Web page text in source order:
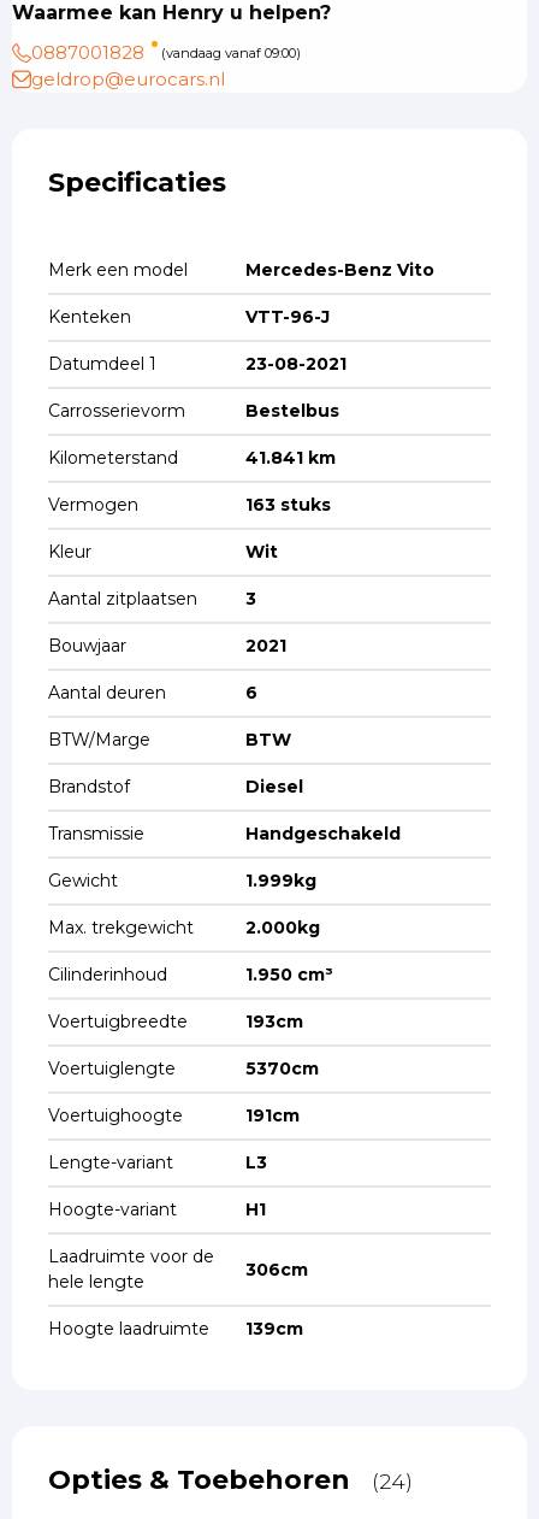
Waarmee kan Henry u helpen?
0887001828
(vandaag vanaf 09:00)
geldrop@eurocars.nl
Specificaties
Merk een model Mercedes-Benz Vito
Kenteken VTT-96-J
Datumdeel 1 23-08-2021
Carrosserievorm Bestelbus
Kilometerstand 41.841 km
Vermogen 163 stuks
Kleur Wit
Aantal zitplaatsen 3
Bouwjaar 2021
Aantal deuren 6
BTW/Marge BTW
Brandstof Diesel
Transmissie Handgeschakeld
Gewicht 1.999kg
Max. trekgewicht 2.000kg
Cilinderinhoud 1.950 cm³
Voertuigbreedte 193cm
Voertuiglengte 5370cm
Voertuighoogte 191cm
Lengte-variant L3
Hoogte-variant H1
Laadruimte voor de
hele lengte
306cm
Hoogte laadruimte 139cm
Opties & Toebehoren (24)